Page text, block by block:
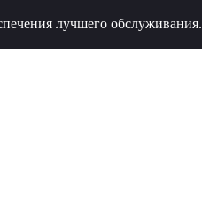
лучшего обслуживания.